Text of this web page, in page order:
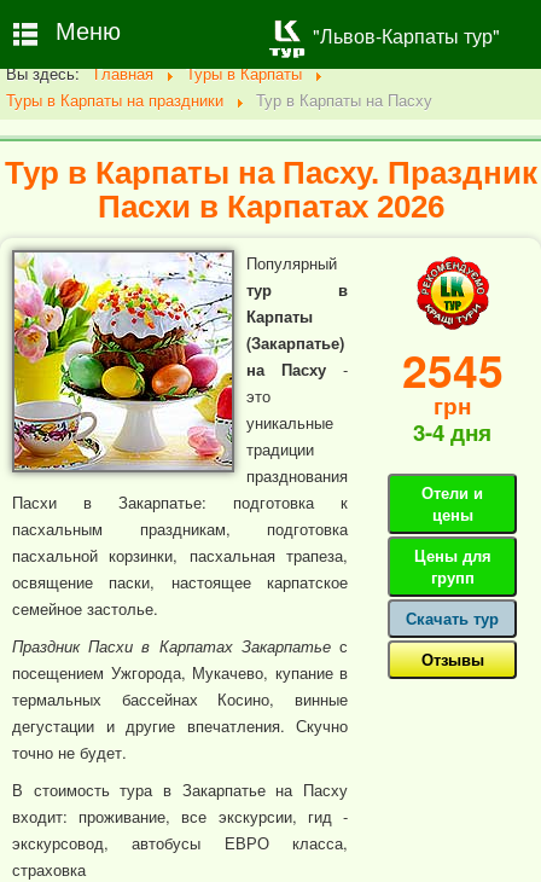
Вы здесь: Главная
Туры в Карпаты
Туры в Карпаты на праздники
Тур в Карпаты на Пасху
Тур в Карпаты на Пасху. Праздник
Пасхи в Карпатах 2026
Популярный
тур в
Карпаты
(Закарпатье)
на Пасху -
это
уникальные
традиции
празднования
Пасхи в Закарпатье: подготовка к
пасхальным праздникам, подготовка
пасхальной корзинки, пасхальная трапеза,
освящение паски, настоящее карпатское
семейное застолье.
Праздник Пасхи в Карпатах Закарпатьес
посещением Ужгорода, Мукачево, купание в
термальных бассейнах Косино, винные
дегустации и другие впечатления. Скучно
точно не будет.
В стоимость тура в Закарпатье на Пасху
входит: проживание, все экскурсии, гид -
экскурсовод, автобусы ЕВРО класса,
страховка
2545
грн
3-4 дня
Отели и
цены
Цены для
групп
Скачать тур
Отзывы
Меню "Львов-Карпаты тур"